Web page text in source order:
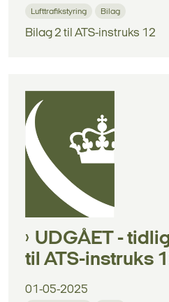
Lufttrafikstyring Bilag
Bilag 2 til ATS-instruks 12
UDGÅET -
til ATS-instruks
01-05-2025